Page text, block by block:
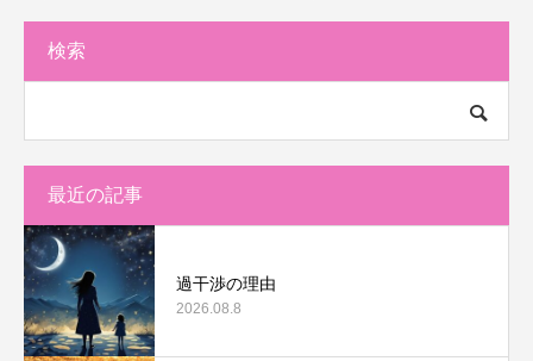
検索
最近の記事
過干渉の理由
2026.08.8